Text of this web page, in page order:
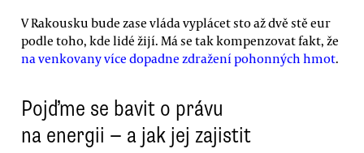
V Rakousku bude zase vláda vyplácet sto až dvě stě eur
podle toho, kde lidé žijí. Má se tak kompenzovat fakt, že
na venkovany více dopadne zdražení pohonných hmot.
Pojďme se bavit o právu
na energii — a jak jej zajistit